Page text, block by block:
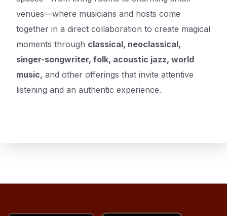
venues—where musicians and hosts come
together in a direct collaboration to create magical
moments through classical, neoclassical,
singer-songwriter, folk, acoustic jazz, world
music, and other offerings that invite attentive
listening and an authentic experience.